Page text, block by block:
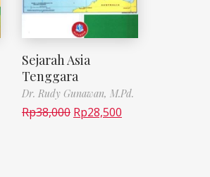
Sejarah Asia
Tenggara
Dr. Rudy Gunawan, M.Pd.
Rp38,000 Rp28,500